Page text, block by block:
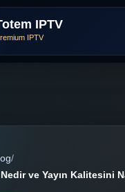
IPTV
IPTV
/
ve Yayın Kalitesini